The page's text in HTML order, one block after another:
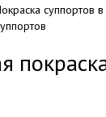
суппортов